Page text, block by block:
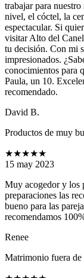
trabajar para
nivel, el cóctel, la
espectacular. Si
visitar Alto del
tu decisión. Con mi
impresionados.
conocimientos para
Paula, un 10.
recomendado.
David B.
Productos de muy
★★★★★
15 may 2023
Muy acogedor y los
preparaciones las
bueno para las
recomendamos
Renee
Matrimonio fuera de